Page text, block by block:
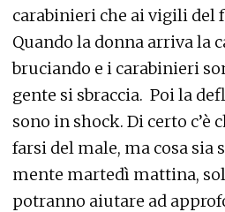
carabinieri che ai vigili del
Quando la donna arriva la
bruciando e i carabinieri
gente si sbraccia. Poi la
sono in shock. Di certo c’è
farsi del male, ma cosa sia
mente martedì mattina,
potranno aiutare ad